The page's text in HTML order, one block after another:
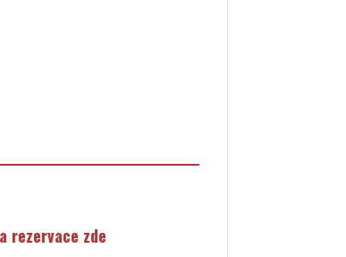
rezervace zde